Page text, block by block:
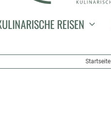
REISEN
Startseite